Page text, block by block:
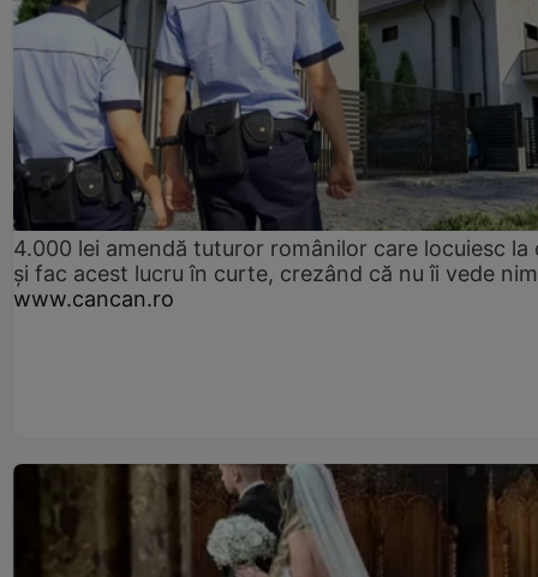
4.000 lei amendă tuturor românilor care locuiesc la
și fac acest lucru în curte, crezând că nu îi vede
www.cancan.ro